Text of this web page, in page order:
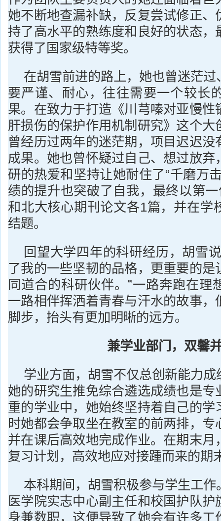
她不断地查漏补缺，反复尝试修正、
持了高水平的熟练度和良好的状态，
获得了国家级特等奖。
在胡雪前进的路上，她也曾迷茫
要严谨、耐心，往往需要一个较长
果。在致力于打造《川芎嗪对亚慢性
肝损伤的保护作用机制研究》这个大
曾经历过两年的迷茫期，项目迟迟没
成果。她也曾怀疑过自己、想过放弃
研的热爱和坚持让她耐住了“千磨万
绩的提升也突破了自我，最终以第
和北大核心期刊论文各1篇，并在学
结题。
回望大学四年的科研经历，胡雪
了我的一些坚韧的品格，更重要的是
同道合的科研伙伴。”一路奔跑在理
一路相伴挥洒着青春与汗水的故事，
脚步，抬头有更加明晰的远方。
兼学业部门，双馨
学业方面，胡雪不仅总创新能力
她的研究生推免综合遴选成绩也是专
重的学业中，她始终坚持着自己的学
时她都会争取坐在教室的前两排，专
并在课后高效地完成作业。在期末月
复习计划，高效地应对接踵而来的期
本科期间，胡雪积极参与学生工
医学院实志中心副主任和校国护队护
身兼数职，这便导致了她会有许多工